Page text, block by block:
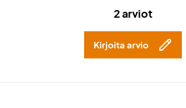
2 arviot
Kirjoita arvio